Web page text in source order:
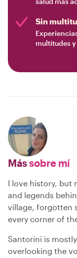
Sin
multitudes
Mássobre mí
I love history, but
and legends
village, forgotten
every corner of
Santorini is
overlooking the